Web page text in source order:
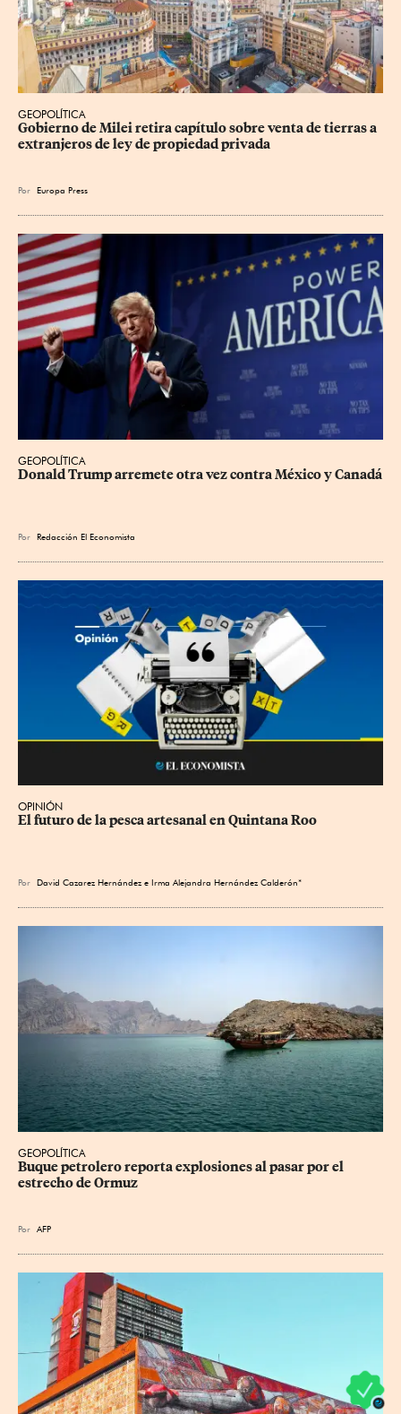
GEOPOLÍTICA
Gobierno de Milei retira capítulo sobre venta de tierras a
extranjeros de ley de propiedad privada
Por Europa Press
GEOPOLÍTICA
Donald Trump arremete otra vez contra México y Canadá
Por Redacción El Economista
OPINIÓN
El futuro de la pesca artesanal en Quintana Roo
Por David Cazarez Hernández e Irma Alejandra Hernández Calderón*
GEOPOLÍTICA
Buque petrolero reporta explosiones al pasar por el
estrecho de Ormuz
Por AFP